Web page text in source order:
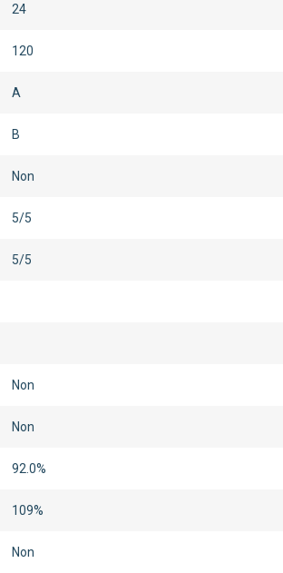
24
120
A
B
Non
5/5
5/5
Non
Non
92.0%
109%
Non